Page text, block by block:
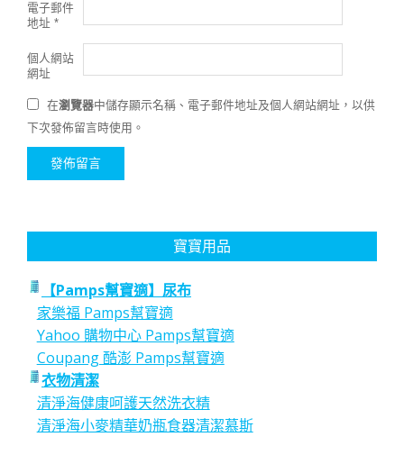
電子郵件
地址 *
個人網站
網址
在瀏覽器中儲存顯示名稱、電子郵件地址及個人網站網址，以供
下次發佈留言時使用。
寶寶用品
【Pamps幫寶適】尿布
家樂福 Pamps幫寶適
Yahoo 購物中心 Pamps幫寶適
Coupang 酷澎 Pamps幫寶適
衣物清潔
清淨海健康呵護天然洗衣精
清淨海小麥精華奶瓶食器清潔慕斯